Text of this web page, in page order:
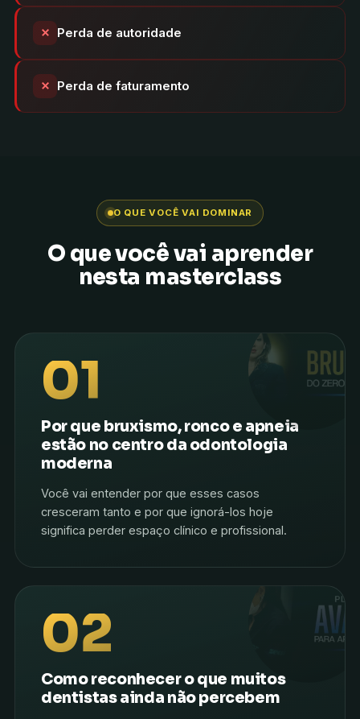
Perda de autoridade
Perda de faturamento
O QUE VOCÊ VAI DOMINAR
O que você vai aprender
nesta masterclass
01
Por que bruxismo, ronco e apneia
estão no centro da odontologia
moderna
Você vai entender por que esses casos
cresceram tanto e por que ignorá-los hoje
significa perder espaço clínico e profissional.
02
Como reconhecer o que muitos
dentistas ainda não percebem